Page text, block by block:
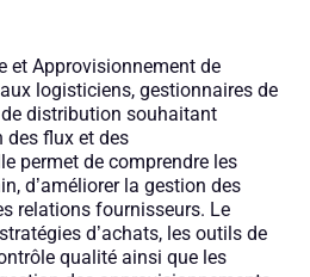
et Approvisionnement de
aux logisticiens, gestionnaires de
distribution souhaitant
des flux et des
permet de comprendre les
d’améliorer la gestion des
relations fournisseurs. Le
d’achats, les outils de
qualité ainsi que les